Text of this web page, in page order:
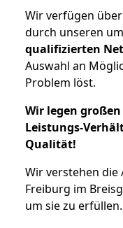
Wir verfügen
durch unseren
qualifizierten
Auswahl an
Problem löst.
Wir legen
Leistungs-
Qualität!
Wir verstehen die
Freiburg im
um sie zu erfüllen.